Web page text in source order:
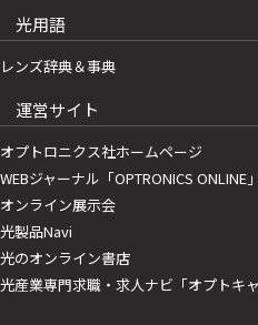
光用語
レンズ辞典＆事典
運営サイト
オプトロニクス社ホームページ
WEBジャーナル「OPTRONICS ONLINE」
オンライン展示会
光製品Navi
光のオンライン書店
光産業専門求職・求人ナビ「オプトキャ